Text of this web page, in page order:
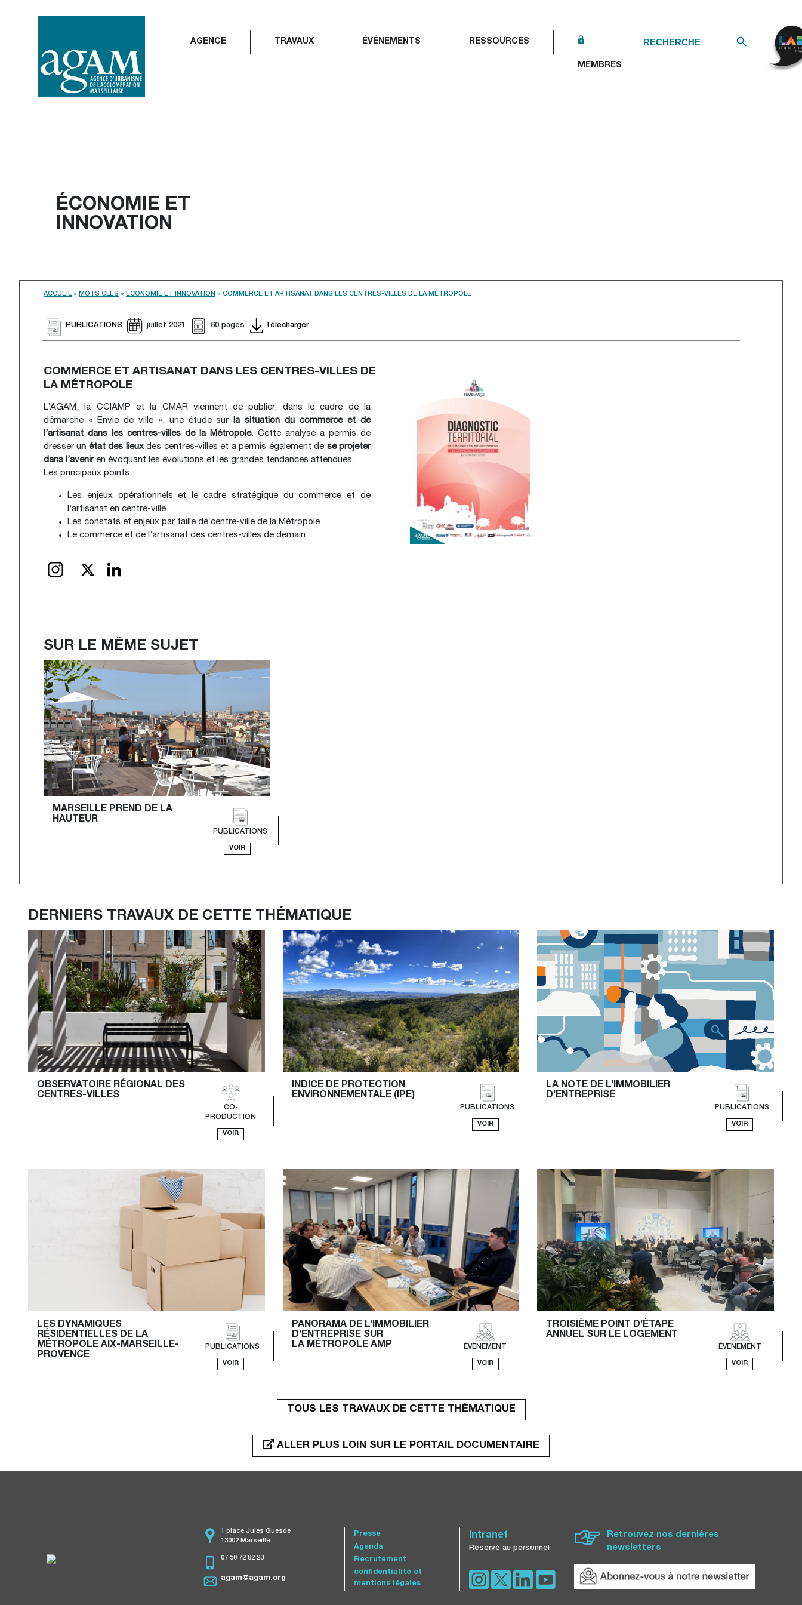
AGENCE TRAVAUX ÉVÉNEMENTS RESSOURCES
MEMBRES
for:
ÉCONOMIE ET
INNOVATION
ACCUEIL » MOTS CLES » ÉCONOMIE ET INNOVATION » COMMERCE ET ARTISANAT DANS LES CENTRES-VILLES DE LA MÉTROPOLE
PUBLICATIONS juillet 2021 60 pages Télécharger
COMMERCE ET ARTISANAT DANS LES CENTRES-VILLES DE
LA MÉTROPOLE
L’AGAM, la CCIAMP et la CMAR viennent de publier, dans le cadre de la
démarche « Envie de ville », une étude surla situation du commerce et de
l’artisanat dans les centres-villes de la Métropole. Cette analyse a permis de
dresserun état des lieuxdes centres-villes et a permis également de se projeter
dans l’aveniren évoquant les évolutions et les grandes tendances attendues.
Les principaux points :
Les enjeux opérationnels et le cadre stratégique du commerce et de
l’artisanat en centre-ville
Les constats et enjeux par taille de centre-ville de la Métropole
Le commerce et de l’artisanat des centres-villes de demain
INSTAGRAM X
SUR LE MÊME SUJET
MARSEILLE PREND DE LA
HAUTEUR
PUBLICATIONS
VOIR
DERNIERS TRAVAUX DE CETTE THÉMATIQUE
OBSERVATOIRE RÉGIONAL DES
CENTRES-VILLES
CO-
PRODUCTION
VOIR
INDICE DE PROTECTION
ENVIRONNEMENTALE (IPE)
PUBLICATIONS
VOIR
LA NOTE DE L’IMMOBILIER
D’ENTREPRISE
PUBLICATIONS
VOIR
LES DYNAMIQUES
RÉSIDENTIELLES DE LA
MÉTROPOLE AIX-MARSEILLE-
PROVENCE
PUBLICATIONS
VOIR
PANORAMA DE L’IMMOBILIER
D’ENTREPRISE SUR
LA MÉTROPOLE AMP
ÉVÉNEMENT
VOIR
TROISIÈME POINT D’ÉTAPE
ANNUEL SUR LE LOGEMENT
ÉVÉNEMENT
VOIR
TOUS LES TRAVAUX DE CETTE THÉMATIQUE
ALLER PLUS LOIN SUR LE PORTAIL DOCUMENTAIRE
1 place Jules Guesde
13002 Marseille
07 50 72 82 23
agam@agam.org
Presse
Agenda
Recrutement
confidentialité et
mentions légales
Intranet
Réservé au personnel
Retrouvez nos dernières
newsletters